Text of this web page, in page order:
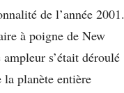
de l’année 2001.
à poigne de New
s’était déroulé
planète entière